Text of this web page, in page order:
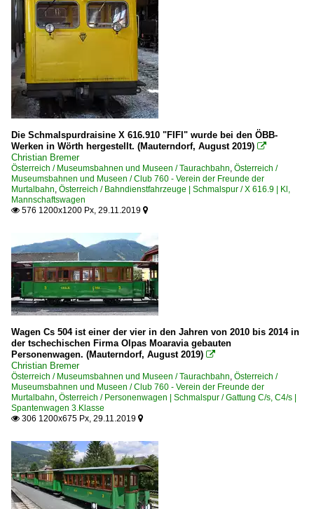
Die Schmalspurdraisine X 616.910 "FIFI" wurde bei den ÖBB-
Werken in Wörth hergestellt. (Mauterndorf, August 2019) 
Christian Bremer
Österreich / Museumsbahnen und Museen / Taurachbahn, Österreich /
Museumsbahnen und Museen / Club 760 - Verein der Freunde der
Murtalbahn, Österreich / Bahndienstfahrzeuge | Schmalspur / X 616.9 | Kl,
Mannschaftswagen
 576 1200x1200 Px, 29.11.2019 
Wagen Cs 504 ist einer der vier in den Jahren von 2010 bis 2014 in
der tschechischen Firma Olpas Moaravia gebauten
Personenwagen. (Mauterndorf, August 2019) 
Christian Bremer
Österreich / Museumsbahnen und Museen / Taurachbahn, Österreich /
Museumsbahnen und Museen / Club 760 - Verein der Freunde der
Murtalbahn, Österreich / Personenwagen | Schmalspur / Gattung C/s, C4/s |
Spantenwagen 3.Klasse
 306 1200x675 Px, 29.11.2019 